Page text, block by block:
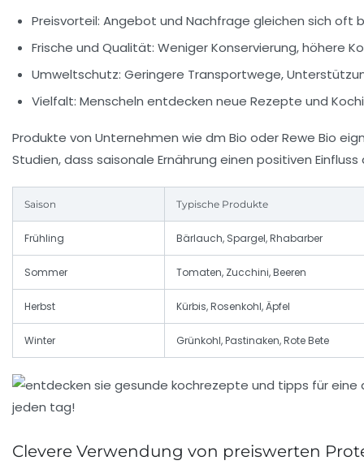
Preisvorteil: Angebot und Nachfrage gleichen sich oft
Frische und Qualität: Weniger Konservierung, höhere
Umweltschutz: Geringere Transportwege,
Vielfalt: Menscheln entdecken neue Rezepte und
Produkte von Unternehmen wie dm Bio oder Rewe Bio
Studien, dass saisonale Ernährung einen positiven
Saison Typische Produkte
Frühling Bärlauch, Spargel, Rhabarber
Sommer Tomaten, Zucchini, Beeren
Herbst Kürbis, Rosenkohl, Äpfel
Winter Grünkohl, Pastinaken, Rote Bete
Clevere Verwendung von preiswerten